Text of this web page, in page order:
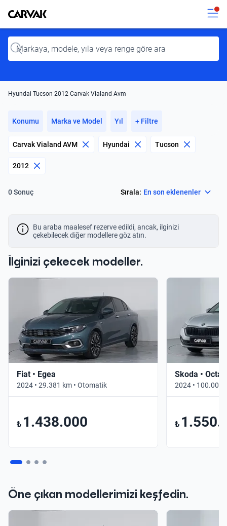
Kavak
Input
Hyundai Tucson 2012 Carvak Vialand Avm
Konumu Marka ve Model Yıl + Filtre
Carvak Vialand AVM Hyundai Tucson
2012
0 Sonuç Sırala: En son eklenenler
Bu araba maalesef rezerve edildi, ancak, ilginizi
çekebilecek diğer modellere göz atın.
İlginizi çekecek modeller.
Fiat • Egea
2024 • 29.381 km • Otomatik
₺ 1.438.000
Skoda •
2024 • 100.000
₺
Öne çıkan modellerimizi keşfedin.